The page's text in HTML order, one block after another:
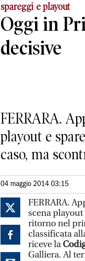
spareggi e playout
Oggi in
decisive
FERRARA.
playout e
caso, ma
04 maggio 2014 03:15
FERRARA.
scena
ritorno nel
classificata
riceve la
Galliera. Al